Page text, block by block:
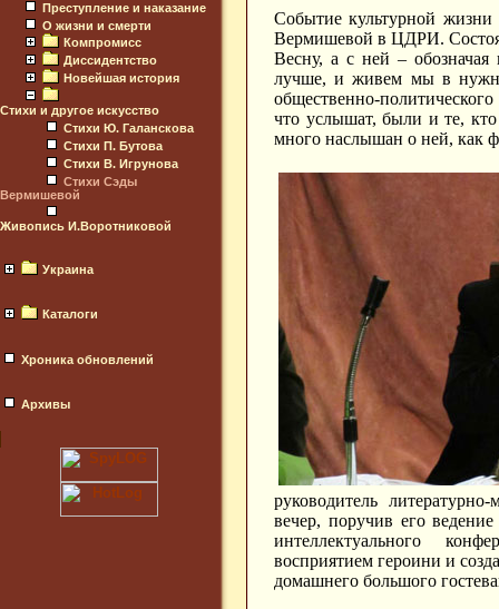
Преступление и наказание
О жизни и смерти
Компромисс
Диссидентство
Новейшая история
Стихи и другое искусство
Стихи Ю. Галанскова
Стихи П. Бутова
Стихи В. Игрунова
Стихи Сэды
Вермишевой
Живопись И.Воротниковой
Украина
Каталоги
Хроника обновлений
Архивы
Событие культурной
Вермишевой в ЦДРИ.
Весну, а с ней – обозначая
лучше, и живем мы в
общественно-
что услышат, были и те,
много наслышан о ней, как
руководитель
вечер, поручив его
интеллектуального
восприятием героини и
домашнего большого